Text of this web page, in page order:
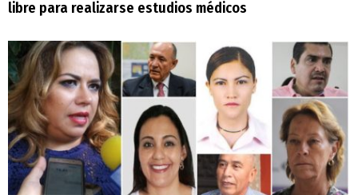
libre para realizarse estudios médicos